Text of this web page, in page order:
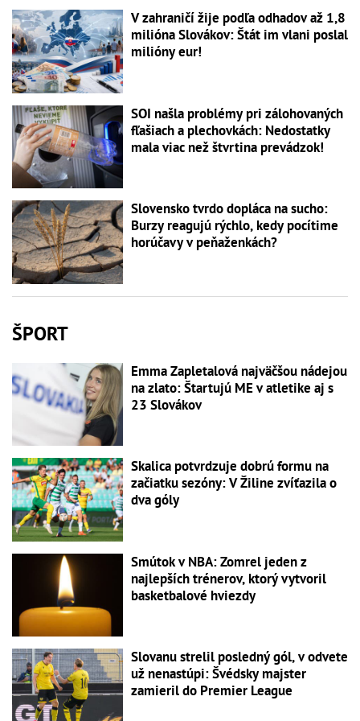
V zahraničí žije podľa odhadov až 1,8
milióna Slovákov: Štát im vlani poslal
milióny eur!
SOI našla problémy pri zálohovaných
fľašiach a plechovkách: Nedostatky
mala viac než štvrtina prevádzok!
Slovensko tvrdo dopláca na sucho:
Burzy reagujú rýchlo, kedy pocítime
horúčavy v peňaženkách?
ŠPORT
Emma Zapletalová najväčšou nádejou
na zlato: Štartujú ME v atletike aj s
23 Slovákov
Skalica potvrdzuje dobrú formu na
začiatku sezóny: V Žiline zvíťazila o
dva góly
Smútok v NBA: Zomrel jeden z
najlepších trénerov, ktorý vytvoril
basketbalové hviezdy
Slovanu strelil posledný gól, v odvete
už nenastúpi: Švédsky majster
zamieril do Premier League